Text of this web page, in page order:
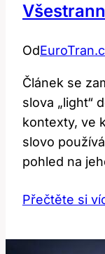
Od
Článek se
slova „light“
kontexty, ve
slovo
pohled na
Přečtěte si